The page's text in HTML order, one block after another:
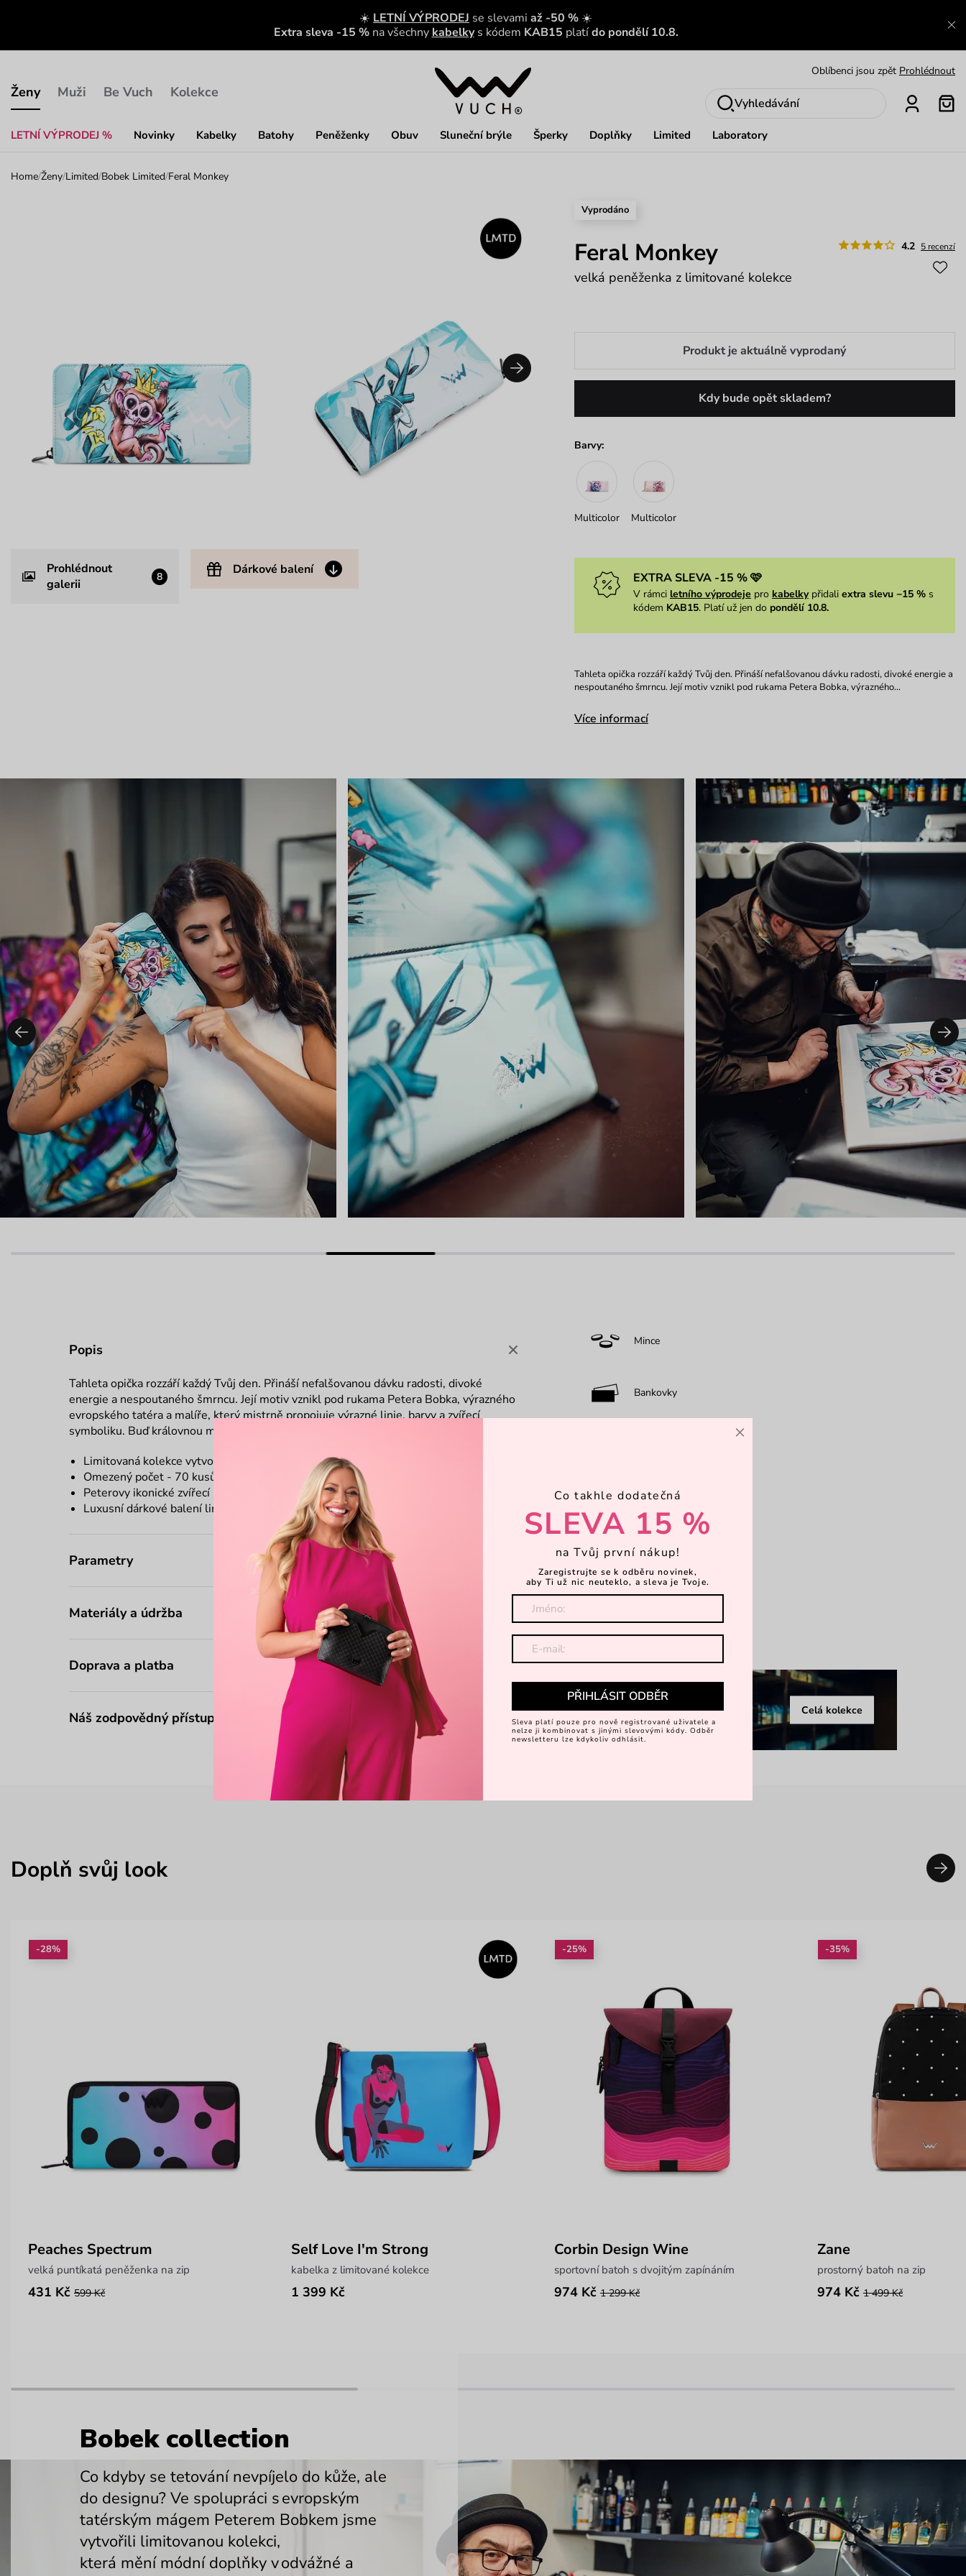
☀️ LETNÍ VÝPRODEJ se slevami až -50 % ☀️
Extra sleva -15 % na všechny kabelky s kódem KAB15 platído pondělí 10.8.
Ženy
LETNÍ VÝPRODEJ % Novinky Kabelky Batohy Peněženky Obuv Sluneční brýle Šperky Doplňky Limited Laboratory
Muži Be Vuch Kolekce
Oblíbenci jsou zpět Prohlédnout
Nech se inspirovat Ukázat
Vyhledávání
Home/Ženy/Limited/Bobek Limited/Feral Monkey
Prohlédnout
galerii
8 Dárkové balení
Vyprodáno
4.2 5 recenzí
Feral Monkey
velká peněženka z limitované kolekce
Produkt je aktuálně vyprodaný
Kdy bude opět skladem?
Barvy:
Multicolor Multicolor
EXTRA SLEVA -15 % 🩷
V rámci letního výprodeje pro kabelkypřidali extra slevu −15 %s
kódem KAB15. Platí už jen do pondělí 10.8.
Tahleta opička rozzáří každý Tvůj den. Přináší nefalšovanou dávku radosti, divoké energie a
nespoutaného šmrncu. Její motiv vznikl pod rukama Petera Bobka, výrazného…
Více informací
Popis
Tahletaopička rozzáří každý Tvůj den. Přináší nefalšovanou dávku radosti, divoké
energie a nespoutaného šmrncu. Její motiv vznikl pod rukama Petera Bobka, výrazného
evropského tatéra a malíře, který mistrně propojuje výrazné linie, barvy a zvířecí
symboliku. Buď královnou městské džungle.
Limitovaná kolekce vytvořená ve spolupráci s tatérem
Omezený počet - 70 kusů od každé barvy
Peterovy ikonické zvířecí motivy
Luxusní dárkové balení limitované edice
Parametry
Materiály a údržba
Doprava a platba
Náš zodpovědný přístup
Mince
Bankovky
7-12 karet
Dárkové balení
Limited
Celá kolekce
Doplň svůj look
-28%
Peaches Spectrum
velká puntíkatá peněženka na zip
431 Kč 599 Kč
Self Love I'm Strong
kabelka z limitované kolekce
1 399 Kč
-25%
Corbin Design Wine
sportovní batoh s dvojitým zapínáním
974 Kč 1 299 Kč
-35%
Zane
prostorný batoh na zip
974 Kč 1 499 Kč
Bobek collection
Co kdyby se tetování nevpíjelo do kůže, ale
do designu? Ve spolupráci s evropským
tatérským mágem Peterem Bobkem jsme
vytvořili limitovanou kolekci,
která mění módní doplňky v odvážné a
×
Co takhle dodatečná
SLEVA 15 %
na Tvůj první nákup!
Zaregistrujte se k odběru novinek,
aby Ti už nic neuteklo, a sleva je Tvoje.
PŘIHLÁSIT ODBĚR
Sleva platí pouze pro nově registrované uživatele a
nelze ji kombinovat s jinými slevovými kódy. Odběr
newsletteru lze kdykoliv odhlásit.